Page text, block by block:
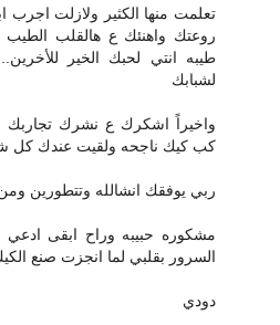
تعلمت منها الكثير ولازلت اجرب
روعتك واهنئك ع هالقلب الطيب
طيبه انتي لحبك الخير
لشبابك
واخيراً اشكرك ع نشرك تجاربك
كب كيك ناجحه ولقيت عندك كل
ربي يوفقك انشالله وتتطورين
مشكوره حبيبه وراح ابقى
السرور بقلبي لما انجزت صنع
دودي